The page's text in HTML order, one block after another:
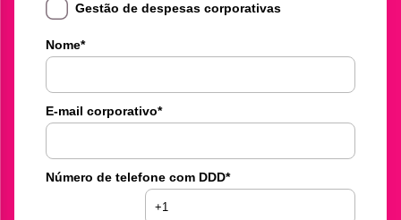
Gestão de despesas corporativas
Nome*
E-mail corporativo*
Número de telefone com DDD*